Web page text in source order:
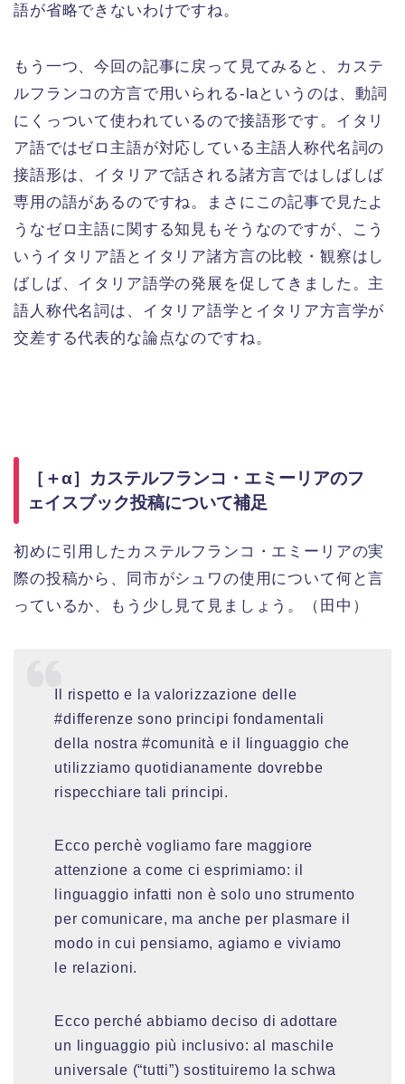
語が省略できないわけですね。
もう一つ、今回の記事に戻って見てみると、カステ
ルフランコの方言で用いられる-laというのは、動詞
にくっついて使われているので接語形です。イタリ
ア語ではゼロ主語が対応している主語人称代名詞の
接語形は、イタリアで話される諸方言ではしばしば
専用の語があるのですね。まさにこの記事で見たよ
うなゼロ主語に関する知見もそうなのですが、こう
いうイタリア語とイタリア諸方言の比較・観察はし
ばしば、イタリア語学の発展を促してきました。主
語人称代名詞は、イタリア語学とイタリア方言学が
交差する代表的な論点なのですね。
［＋α］カステルフランコ・エミーリアのフ
ェイスブック投稿について補足
初めに引用したカステルフランコ・エミーリアの実
際の投稿から、同市がシュワの使用について何と言
っているか、もう少し見て見ましょう。（田中）
Il rispetto e la valorizzazione delle
#differenze sono principi fondamentali
della nostra #comunità e il linguaggio che
utilizziamo quotidianamente dovrebbe
rispecchiare tali principi.
Ecco perchè vogliamo fare maggiore
attenzione a come ci esprimiamo: il
linguaggio infatti non è solo uno strumento
per comunicare, ma anche per plasmare il
modo in cui pensiamo, agiamo e viviamo
le relazioni.
Ecco perché abbiamo deciso di adottare
un linguaggio più inclusivo: al maschile
universale (“tutti”) sostituiremo la schwa